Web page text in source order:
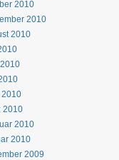
2010
2010
2010
2010
2010
2010
2009